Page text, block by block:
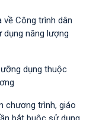
về Công trình dân
dụng năng lượng
dụng thuộc
chương trình, giáo